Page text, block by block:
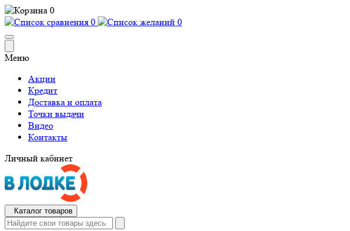
0
0
0
Меню
Акции
Кредит
Доставка и оплата
Точки выдачи
Видео
Контакты
Личный кабинет
Каталог товаров